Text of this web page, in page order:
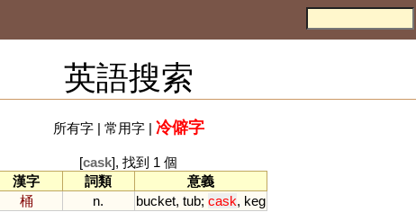
英語搜索
所有字| 常用字| 冷僻字
[cask], 找到 1 個
漢字
詞類
意義
桶
n. bucket, tub; cask, keg